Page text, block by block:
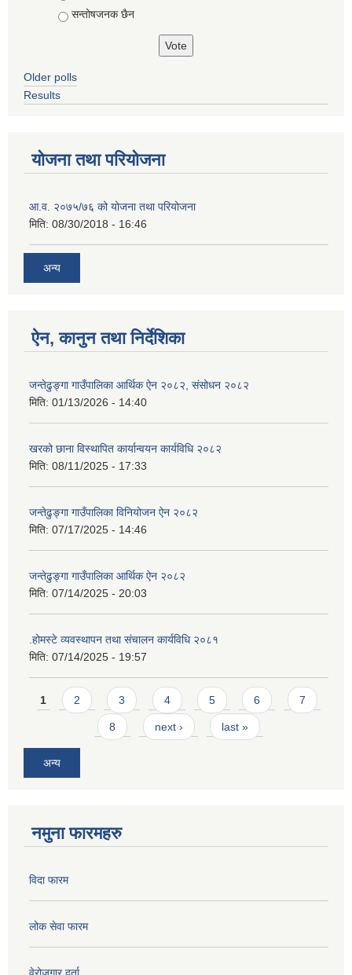
सन्तोषजनक छैन
Older polls
Results
योजना तथा परियोजना
आ.व. २०७५/७६ को योजना तथा परियोजना
मिति: 08/30/2018 - 16:46
अन्य
ऐन, कानुन तथा निर्देशिका
जन्तेढुङ्गा गाउँपालिका आर्थिक ऐन २०८२, संसोधन २०८२
मिति: 01/13/2026 - 14:40
खरको छाना विस्थापित कार्यान्वयन कार्यविधि २०८२
मिति: 08/11/2025 - 17:33
जन्तेढुङ्गा गाउँपालिका विनियोजन ऐन २०८२
मिति: 07/17/2025 - 14:46
जन्तेढुङ्गा गाउँपालिका आर्थिक ऐन २०८२
मिति: 07/14/2025 - 20:03
.होमस्टे व्यवस्थापन तथा संचालन कार्यविधि २०८१
मिति: 07/14/2025 - 19:57
Pages
1 2 3 4 5 6 7
8 next › last »
अन्य
नमुना फारमहरु
विदा फारम
लोक सेवा फारम